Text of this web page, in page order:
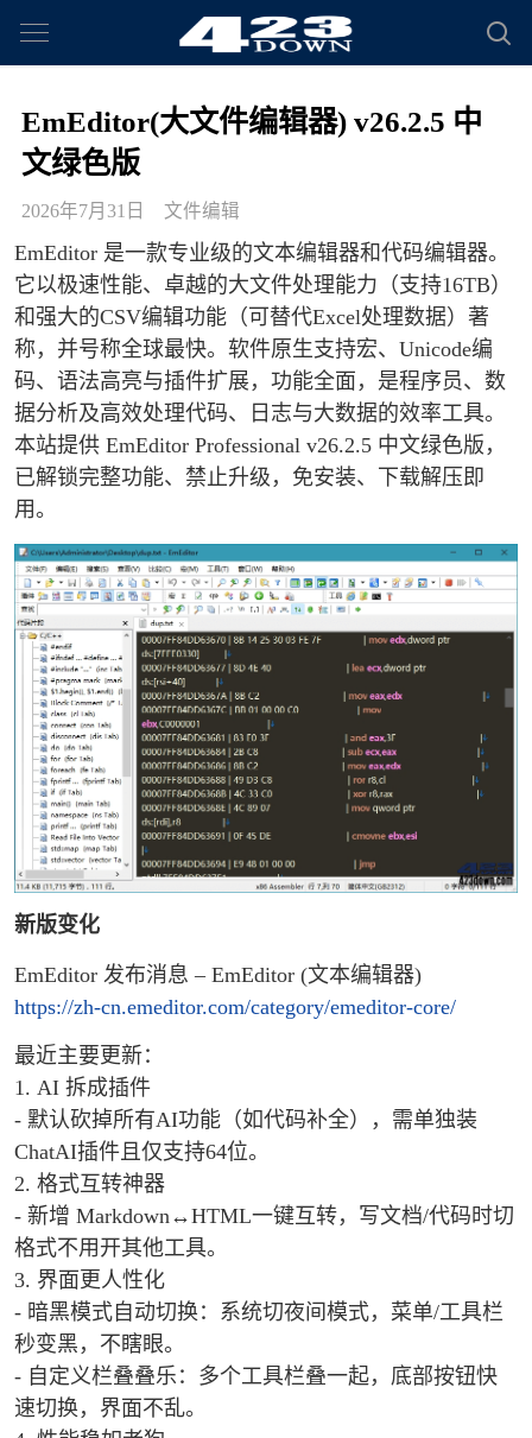
EmEditor(大文件编辑器) v26.2.5 中
文绿色版
2026年7月31日 文件编辑
EmEditor​ 是一款专业级的文本编辑器和代码编辑器。
它以极速性能、卓越的大文件处理能力（支持16TB）
和强大的CSV编辑功能（可替代Excel处理数据）著
称，并号称全球最快。软件原生支持宏、Unicode编
码、语法高亮与插件扩展，功能全面，是程序员、数
据分析及高效处理代码、日志与大数据的效率工具。
本站提供 EmEditor Professional v26.2.5 中文绿色版，
已解锁完整功能、禁止升级，免安装、下载解压即
用。
新版变化
EmEditor 发布消息 – EmEditor (文本编辑器)
https://zh-cn.emeditor.com/category/emeditor-core/
最近主要更新：
1. AI 拆成插件
- 默认砍掉所有AI功能（如代码补全），需单独装
ChatAI插件且仅支持64位。
2. 格式互转神器
- 新增 Markdown↔HTML一键互转，写文档/代码时切
格式不用开其他工具。
3. 界面更人性化
- 暗黑模式自动切换：系统切夜间模式，菜单/工具栏
秒变黑，不瞎眼。
- 自定义栏叠叠乐：多个工具栏叠一起，底部按钮快
速切换，界面不乱。